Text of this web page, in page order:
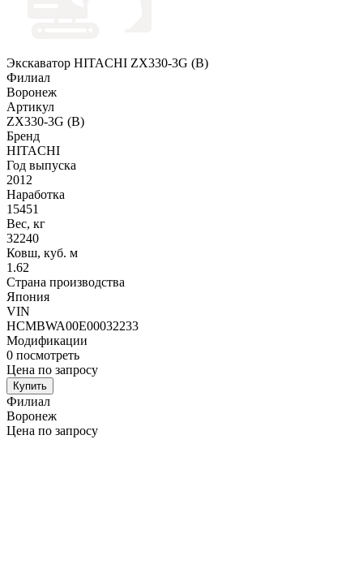
Экскаватор HITACHI ZX330-3G (B)
Филиал
Воронеж
Артикул
ZX330-3G (B)
Бренд
HITACHI
Год выпуска
2012
Наработка
15451
Вес, кг
32240
Ковш, куб. м
1.62
Страна производства
Япония
VIN
HCMBWA00E00032233
Модификации
0 посмотреть
Цена по запросу
Купить
Филиал
Воронеж
Цена по запросу